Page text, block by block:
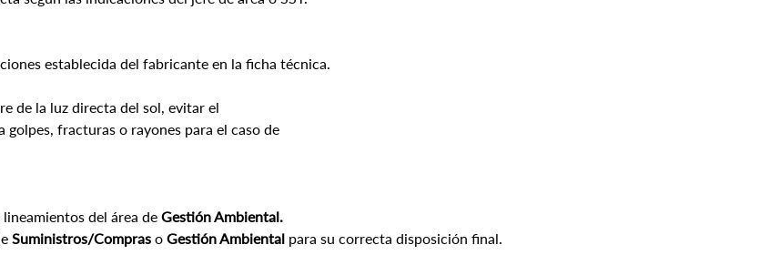
establecida del fabricante en la ficha técnica.
de la luz directa del sol, evitar el
golpes, fracturas o rayones para el caso de
lineamientos del área de Gestión Ambiental.
Suministros/Compras o Gestión Ambiental para su correcta disposición final.